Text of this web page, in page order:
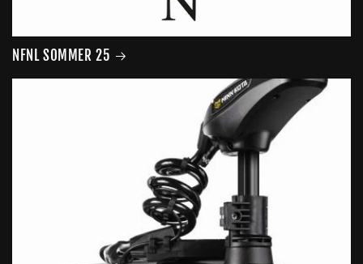
NFNL SOMMER 25